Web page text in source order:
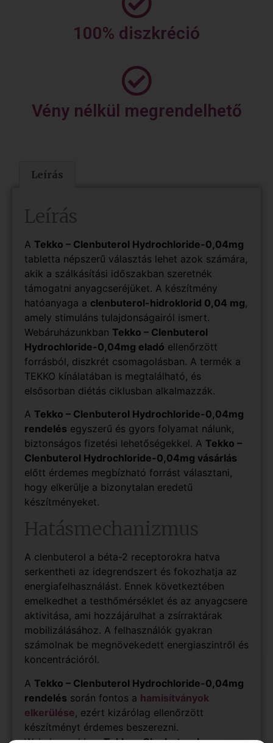
100% diszkréció
Vény nélkül megrendelhető
Leírás
Leírás
A Tekko – Clenbuterol Hydrochloride-0,04mg
tabletta népszerű választás lehet azok számára,
akik a szálkásítási időszakban szeretnék
támogatni anyagcseréjüket. A készítmény
hatóanyaga a clenbuterol-hidroklorid 0,04 mg,
amely stimuláns tulajdonságairól ismert.
Webáruházunkban Tekko – Clenbuterol
Hydrochloride-0,04mg eladó ellenőrzött
forrásból, diszkrét csomagolásban. A termék a
TEKKO kínálatában is megtalálható, és
elsősorban diétás ciklusban alkalmazzák.
A Tekko – Clenbuterol Hydrochloride-0,04mg
rendelés egyszerű és gyors folyamat nálunk,
biztonságos fizetési lehetőségekkel. A Tekko –
Clenbuterol Hydrochloride-0,04mg vásárlás
előtt érdemes megbízható forrást választani,
hogy elkerülje a bizonytalan eredetű
készítményeket.
Hatásmechanizmus
A clenbuterol a béta-2 receptorokra hatva
serkentheti az idegrendszert és fokozhatja az
energiafelhasználást. Ennek következtében
emelkedhet a testhőmérséklet és az anyagcsere
aktivitása, ami hozzájárulhat a zsírraktárak
mobilizálásához. A felhasználók gyakran
számolnak be megnövekedett energiaszintről és
koncentrációról.
A Tekko – Clenbuterol Hydrochloride-0,04mg
rendelés során fontos a hamisítványok
elkerülése, ezért kizárólag ellenőrzött
készítményt érdemes beszerezni.